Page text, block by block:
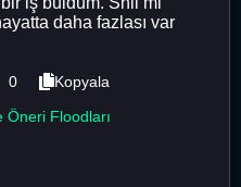
daha fazlası var
0
Kopyala
Öneri Floodları